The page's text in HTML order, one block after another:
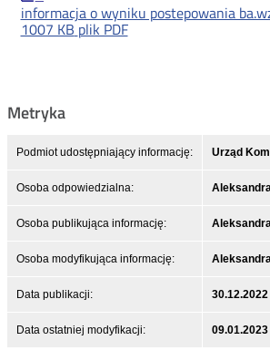
informacja o wyniku postepowania
1007 KB plik PDF
Metryka
Podmiot udostępniający informację: Urząd
Osoba odpowiedzialna:
Osoba publikująca informację:
Osoba modyfikująca informację:
Data publikacji:
Data ostatniej modyfikacji: